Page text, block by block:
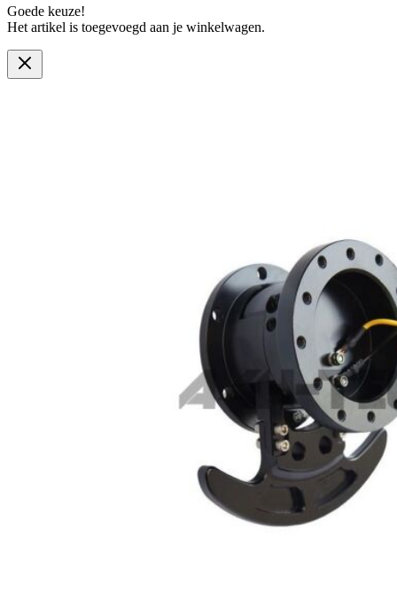
Goede keuze!
Het artikel is toegevoegd aan je winkelwagen.